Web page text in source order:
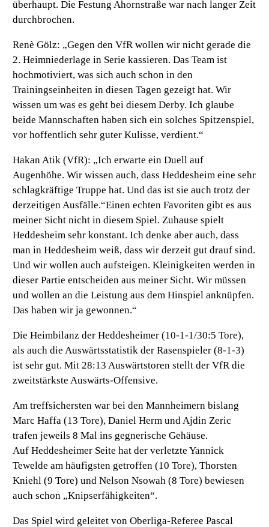
überhaupt. Die Festung Ahornstraße war nach langer Zeit
durchbrochen.
Renè Gölz: „Gegen den VfR wollen wir nicht gerade die
2. Heimniederlage in Serie kassieren. Das Team ist
hochmotiviert, was sich auch schon in den
Trainingseinheiten in diesen Tagen gezeigt hat. Wir
wissen um was es geht bei diesem Derby. Ich glaube
beide Mannschaften haben sich ein solches Spitzenspiel,
vor hoffentlich sehr guter Kulisse, verdient.“
Hakan Atik (VfR): „Ich erwarte ein Duell auf
Augenhöhe. Wir wissen auch, dass Heddesheim eine sehr
schlagkräftige Truppe hat. Und das ist sie auch trotz der
derzeitigen Ausfälle.“Einen echten Favoriten gibt es aus
meiner Sicht nicht in diesem Spiel. Zuhause spielt
Heddesheim sehr konstant. Ich denke aber auch, dass
man in Heddesheim weiß, dass wir derzeit gut drauf sind.
Und wir wollen auch aufsteigen. Kleinigkeiten werden in
dieser Partie entscheiden aus meiner Sicht. Wir müssen
und wollen an die Leistung aus dem Hinspiel anknüpfen.
Das haben wir ja gewonnen.“
Die Heimbilanz der Heddesheimer (10-1-1/30:5 Tore),
als auch die Auswärtsstatistik der Rasenspieler (8-1-3)
ist sehr gut. Mit 28:13 Auswärtstoren stellt der VfR die
zweitstärkste Auswärts-Offensive.
Am treffsichersten war bei den Mannheimern bislang
Marc Haffa (13 Tore), Daniel Herm und Ajdin Zeric
trafen jeweils 8 Mal ins gegnerische Gehäuse.
Auf Heddesheimer Seite hat der verletzte Yannick
Tewelde am häufigsten getroffen (10 Tore), Thorsten
Kniehl (9 Tore) und Nelson Nsowah (8 Tore) bewiesen
auch schon „Knipserfähigkeiten“.
Das Spiel wird geleitet von Oberliga-Referee Pascal